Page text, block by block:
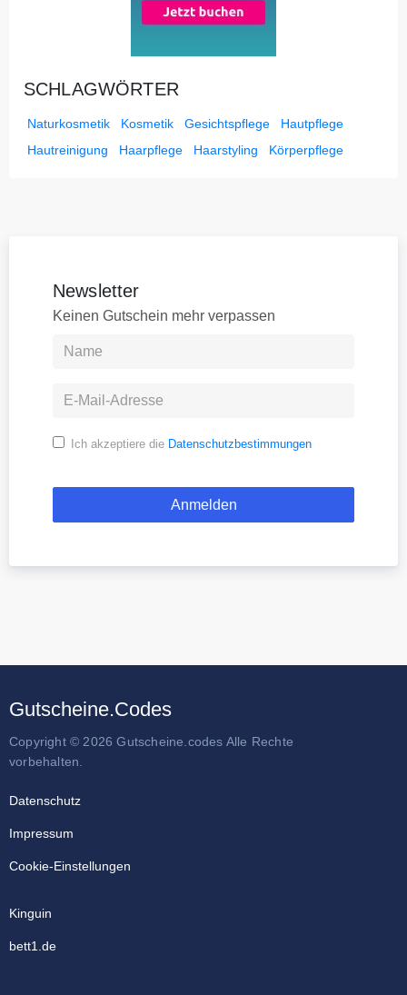
SCHLAGWÖRTER
Naturkosmetik Kosmetik Gesichtspflege
Hautpflege
Hautreinigung
Haarpflege Haarstyling Körperpflege
Newsletter
Keinen Gutschein mehr verpassen
Ich akzeptiere die Datenschutzbestimmungen
Gutscheine.Codes
Copyright © 2026 Gutscheine.codes Alle Rechte
vorbehalten.
Datenschutz
Impressum
Cookie-Einstellungen
Kinguin
bett1.de